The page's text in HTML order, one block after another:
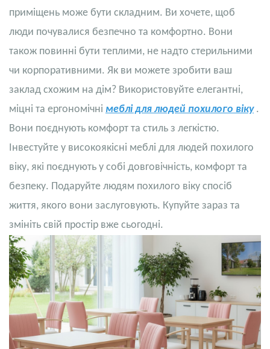
приміщень може бути складним. Ви хочете, щоб
люди почувалися безпечно та комфортно. Вони
також повинні бути теплими, не надто стерильними
чи корпоративними. Як ви можете зробити ваш
заклад схожим на дім? Використовуйте елегантні,
міцні та ергономічні меблі для людей похилого віку.
Вони поєднують комфорт та стиль з легкістю.
Інвестуйте у високоякісні меблі для людей похилого
віку, які поєднують у собі довговічність, комфорт та
безпеку. Подаруйте людям похилого віку спосіб
життя, якого вони заслуговують. Купуйте зараз та
змініть свій простір вже сьогодні.